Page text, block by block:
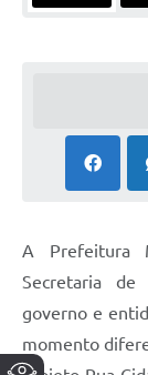
A Prefeitura
Secretaria
governo e
momento